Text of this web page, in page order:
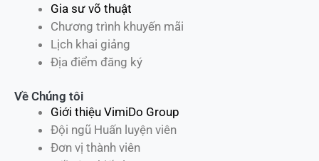
Gia sư võ thuật
Chương trình khuyến mãi
Lịch khai giảng
Địa điểm đăng ký
Về Chúng tôi
Giới thiệu VimiDo Group
Đội ngũ Huấn luyện viên
Đơn vị thành viên